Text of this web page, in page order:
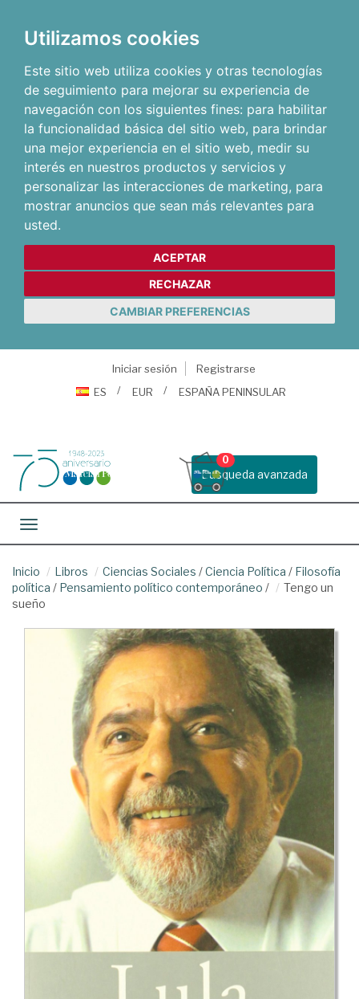
Utilizamos cookies
Este sitio web utiliza cookies y otras tecnologías
de seguimiento para mejorar su experiencia de
navegación con los siguientes fines: para habilitar
la funcionalidad básica del sitio web, para brindar
una mejor experiencia en el sitio web, medir su
interés en nuestros productos y servicios y
personalizar las interacciones de marketing, para
mostrar anuncios que sean más relevantes para
usted.
ACEPTAR
RECHAZAR
CAMBIAR PREFERENCIAS
Iniciar sesión
Registrarse
ES
EUR ESPAÑA PENINSULAR
Busqueda avanzada
0
Toggle navigation
Inicio Libros Ciencias Sociales /Ciencia Política / Filosofía
política / Pensamiento político contemporáneo /
Tengo un
sueño